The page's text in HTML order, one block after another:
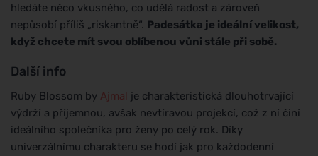
hledáte něco vkusného, co udělá radost a zároveň
nepůsobí příliš „riskantně“. Padesátka je ideální velikost,
když chcete mít svou oblíbenou vůni stále při sobě.
Další info
Ruby Blossom by Ajmal je charakteristická dlouhotrvající
výdrží a příjemnou, avšak nevtíravou projekcí, což z ní činí
ideálního společníka pro ženy po celý rok. Díky
univerzálnímu charakteru se hodí jak pro každodenní